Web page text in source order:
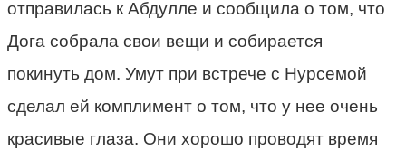
отправилась к Абдулле и сообщила о том, что
Дога собрала свои вещи и собирается
покинуть дом. Умут при встрече с Нурсемой
сделал ей комплимент о том, что у нее очень
красивые глаза. Они хорошо проводят время